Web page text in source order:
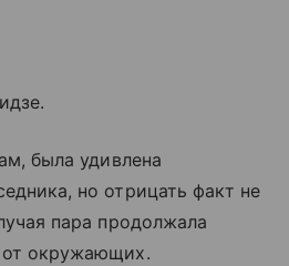
была удивлена
но отрицать факт не
пара продолжала
от окружающих.